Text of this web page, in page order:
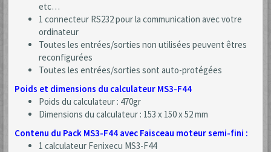
etc…
1 connecteur RS232 pour la communication avec votre
ordinateur
Toutes les entrées/sorties non utilisées peuvent êtres
reconfigurées
Toutes les entrées/sorties sont auto-protégées
Poids et dimensions du calculateur MS3-F44
Poids du calculateur : 470gr
Dimensions du calculateur : 153 x 150 x 52 mm
Contenu du Pack MS3-F44 avec Faisceau moteur semi-fini :
1 calculateur Fenixecu MS3-F44